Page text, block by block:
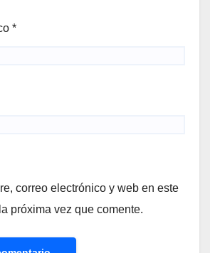
*
correo electrónico y web en este
próxima vez que comente.